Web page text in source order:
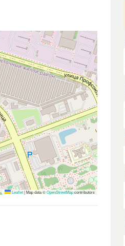
Leaflet|Map data ©OpenStreetMapcontributors